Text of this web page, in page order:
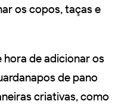
os copos, taças e
hora de adicionar os
de pano
criativas, como